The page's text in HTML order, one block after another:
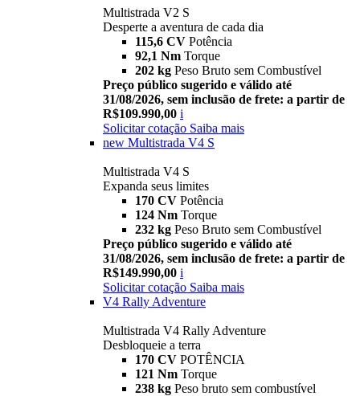
Multistrada V2 S
Desperte a aventura de cada dia
115,6 CV Potência
92,1 Nm Torque
202 kg Peso Bruto sem Combustível
Preço público sugerido e válido até
31/08/2026, sem inclusão de frete: a partir de
R$109.990,00 i
Solicitar cotação Saiba mais
new Multistrada V4 S
Multistrada V4 S
Expanda seus limites
170 CV Potência
124 Nm Torque
232 kg Peso Bruto sem Combustível
Preço público sugerido e válido até
31/08/2026, sem inclusão de frete: a partir de
R$149.990,00 i
Solicitar cotação Saiba mais
V4 Rally Adventure
Multistrada V4 Rally Adventure
Desbloqueie a terra
170 CV POTÊNCIA
121 Nm Torque
238 kg Peso bruto sem combustível